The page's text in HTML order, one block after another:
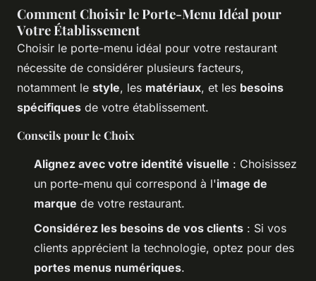
Comment Choisir le Porte-Menu Idéal pour
Votre Établissement
Choisir le porte-menu idéal pour votre restaurant
nécessite de considérer plusieurs facteurs,
notamment le style, les matériaux, et les besoins
spécifiques de votre établissement.
Conseils pour le Choix
Alignez avec votre identité visuelle : Choisissez
un porte-menu qui correspond à l'image de
marque de votre restaurant.
Considérez les besoins de vos clients : Si vos
clients apprécient la technologie, optez pour des
portes menus numériques.